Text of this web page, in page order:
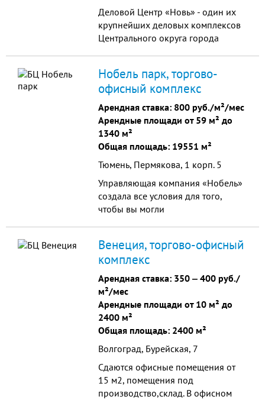
Деловой Центр «Новь» - один их
крупнейших деловых комплексов
Центрального округа города
Красносельская
Нобель парк, торгово-
офисный комплекс
Арендная ставка: 800 руб./м²/мес
Арендные площади от 59 м² до
1340 м²
Общая площадь: 19551 м²
Тюмень, Пермякова, 1 корп. 5
Управляющая компания «Нобель»
создала все условия для того,
чтобы вы могли
бизнес–центра «Нобель парк»
расположен паркинг на 40
машино/мест.
Венеция, торгово-офисный
комплекс
Арендная ставка: 350 ‒ 400 руб./
м²/мес
Арендные площади от 10 м² до
2400 м²
Общая площадь: 2400 м²
Волгоград, Бурейская, 7
Сдаются офисные помещения от
15 м2, помещения под
производство,склад. В офисном